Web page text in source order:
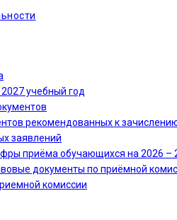
учебный год
рекомендованных к
заявлений
приёма обучающихся на 2026 –
документы по приёмной
комиссии